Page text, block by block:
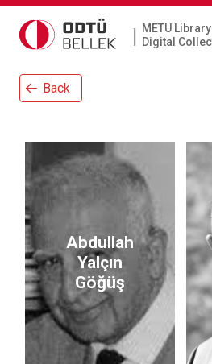
|
METU Library
Digital
Back
Abdullah
Yalçın
Göğüş